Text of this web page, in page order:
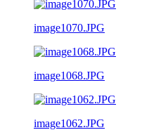
image1070.JPG
image1068.JPG
image1062.JPG